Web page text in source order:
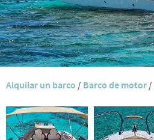
Alquilar un barco / Barco de motor /